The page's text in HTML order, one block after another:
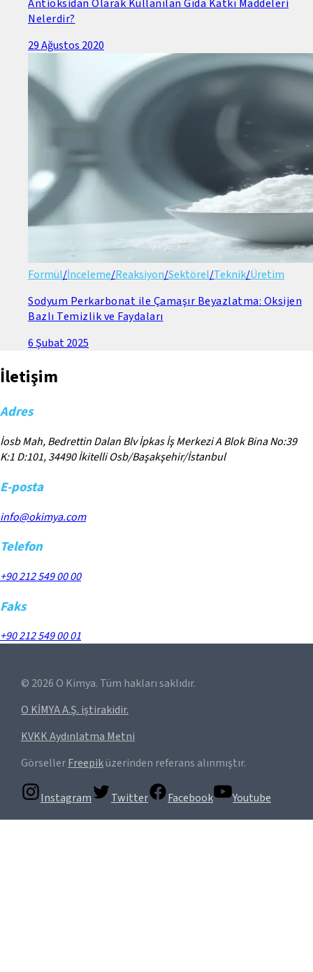
Antioksidan Olarak Kullanılan Gıda Katkı Maddeleri
Nelerdir?
29 Ağustos 2020
Formül/İnceleme/Reaksiyon/Sektörel/Teknik/Üretim
Sodyum Perkarbonat ile Çamaşır Beyazlatma: Oksijen
Bazlı Temizlik ve Faydaları
6 Şubat 2025
İletişim
Adres
İosb Mah, Bedrettin Dalan Blv İpkas İş Merkezi A Blok Bina No:39
K:1 D:101, 34490 İkitelli Osb/Başakşehir/İstanbul
E-posta
info@okimya.com
Telefon
+90 212 549 00 00
Faks
+90 212 549 00 01
© 2026 O Kimya. Tüm hakları saklıdır.
O KİMYA A.Ş. iştirakidir.
KVKK Aydınlatma Metni
GörsellerFreepiküzerinden referans alınmıştır.
Instagram Twitter Facebook Youtube